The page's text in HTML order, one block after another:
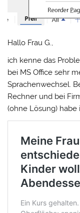
Hallo Frau G.,
ich kenne das
bei MS Office sehr
Sprachenwechsel.
Rechner und bei
(ohne Lösung)